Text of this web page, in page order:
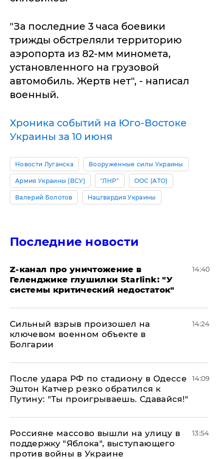
"За последние 3 часа боевики
трижды обстреляли территорию
аэропорта из 82-мм миномета,
установленного на грузовой
автомобиль. Жертв нет", - написал
военный.
Хроника событий на Юго-Востоке
Украины за 10 июня
Новости Луганска Вооруженные силы Украины
Армия Украины (ВСУ) "ЛНР" ООС (АТО)
Валерий Болотов Нацгвардия Украины
Последние новости
Z-канал про уничтожение в
Геленджике глушилки Starlink: "У
системы критический недостаток"
14:40
Сильный взрыв произошел на
ключевом военном объекте в
Болгарии
14:24
После удара РФ по стадиону в Одессе
Эштон Катчер резко обратился к
Путину: "Ты проигрываешь. Сдавайся!"
14:09
Россияне массово вышли на улицу в
поддержку "Яблока", выступающего
против войны в Украине
13:54